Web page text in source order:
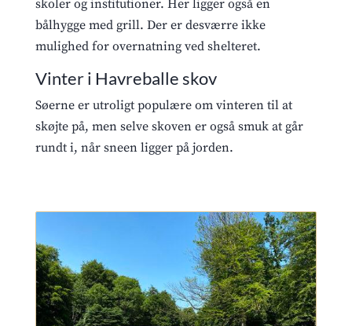
skoler og institutioner. Her ligger også en
bålhygge med grill. Der er desværre ikke
mulighed for overnatning ved shelteret.
Vinter i Havreballe skov
Søerne er utroligt populære om vinteren til at
skøjte på, men selve skoven er også smuk at går
rundt i, når sneen ligger på jorden.